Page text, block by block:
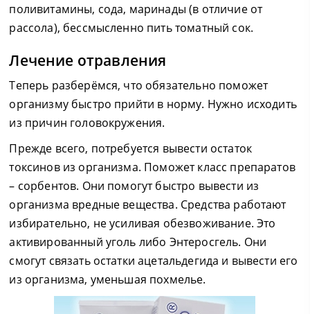
поливитамины, сода, маринады (в отличие от
рассола), бессмысленно пить томатный сок.
Лечение отравления
Теперь разберёмся, что обязательно поможет
организму быстро прийти в норму. Нужно исходить
из причин головокружения.
Прежде всего, потребуется вывести остаток
токсинов из организма. Поможет класс препаратов
– сорбентов. Они помогут быстро вывести из
организма вредные вещества. Средства работают
избирательно, не усиливая обезвоживание. Это
активированный уголь либо Энтеросгель. Они
смогут связать остатки ацетальдегида и вывести его
из организма, уменьшая похмелье.